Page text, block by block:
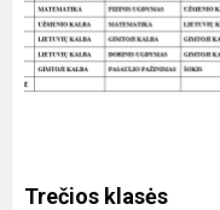
Trečios klasės